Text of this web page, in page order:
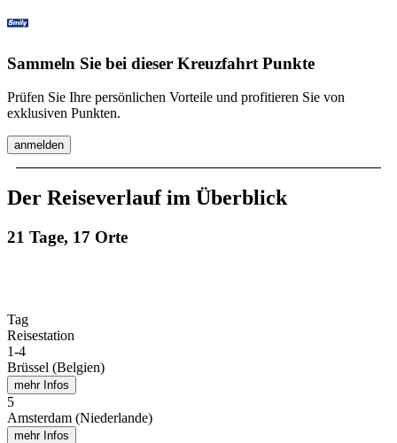
Sammeln Sie bei dieser Kreuzfahrt Punkte
Prüfen Sie Ihre persönlichen Vorteile und profitieren Sie von
exklusiven Punkten.
anmelden
Der Reiseverlauf im Überblick
21 Tage, 17 Orte
Tag
Reisestation
1-4
Brüssel (Belgien)
mehr Infos
5
Amsterdam (Niederlande)
mehr Infos